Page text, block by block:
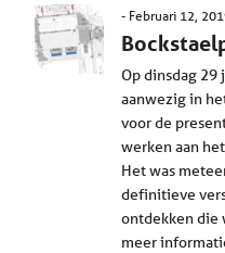
Februari 12,
Op dinsdag 29
aanwezig in
voor de
werken aan
Het was
definitieve
ontdekken die
meer